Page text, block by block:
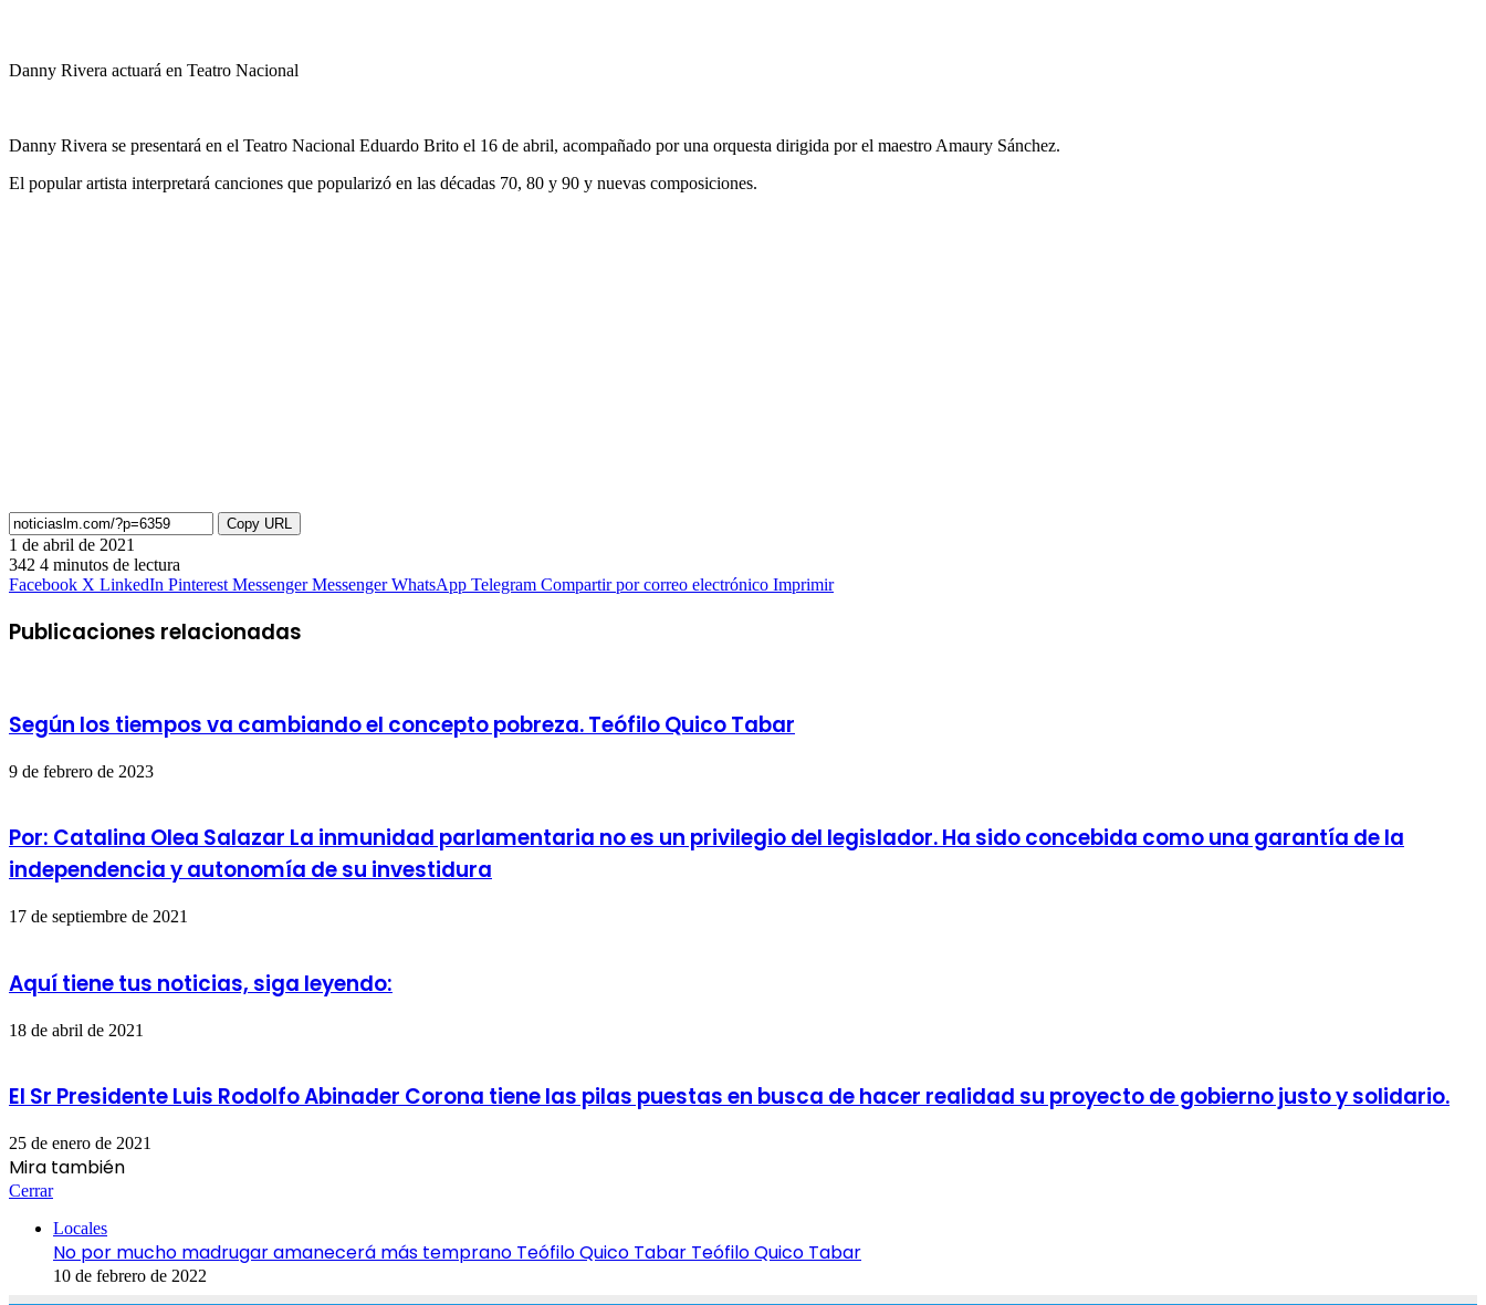
Danny Rivera actuará en Teatro Nacional
Danny Rivera se presentará en el Teatro Nacional Eduardo Brito el 16 de abril, acompañado por una orquesta dirigida por el maestro Amaury Sánchez.
El popular artista interpretará canciones que popularizó en las décadas 70, 80 y 90 y nuevas composiciones.
Copy URL
1 de abril de 2021
342 4 minutos de lectura
Facebook X LinkedIn Pinterest Messenger Messenger WhatsApp Telegram Compartir por correo electrónico Imprimir
Publicaciones relacionadas
Según los tiempos va cambiando el concepto pobreza. Teófilo Quico Tabar
9 de febrero de 2023
Por: Catalina Olea Salazar La inmunidad parlamentaria no es un privilegio del legislador. Ha sido concebida como una garantía de la
independencia y autonomía de su investidura
17 de septiembre de 2021
Aquí tiene tus noticias, siga leyendo:
18 de abril de 2021
El Sr Presidente Luis Rodolfo Abinader Corona tiene las pilas puestas en busca de hacer realidad su proyecto de gobierno justo y solidario.
25 de enero de 2021
Mira también
Cerrar
Locales
No por mucho madrugar amanecerá más temprano Teófilo Quico Tabar Teófilo Quico Tabar
10 de febrero de 2022